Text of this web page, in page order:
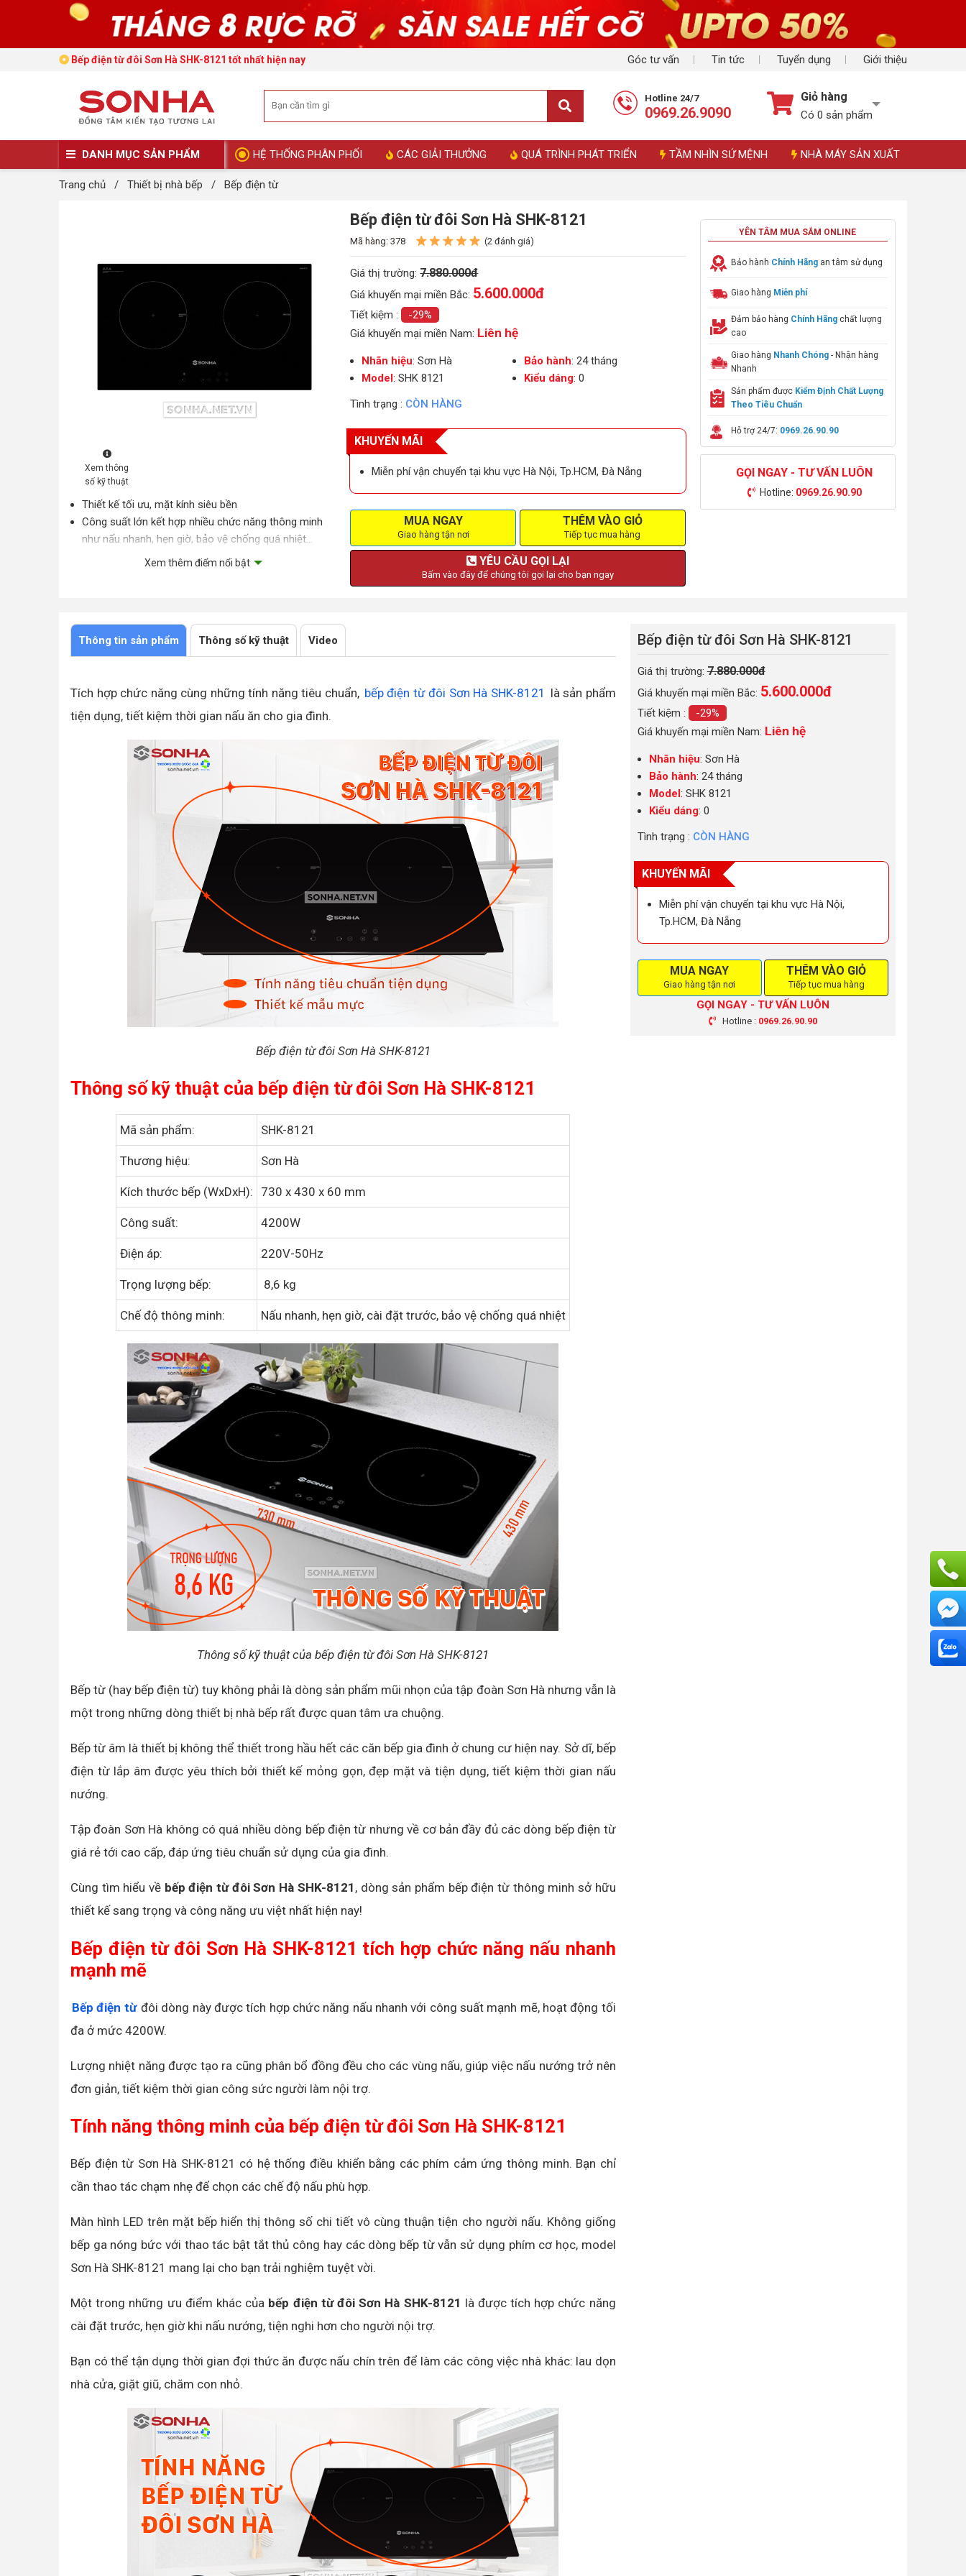
Góc tư vấn Tin tức Tuyển dụng Giới thiệu
Bếp điện từ đôi Sơn Hà SHK-8121 tốt nhất hiện nay
Hotline 24/7
0969.26.9090
Giỏ hàng
Có 0 sản phẩm
DANH MỤC SẢN PHẨM HỆ THỐNG PHÂN PHỐI CÁC GIẢI THƯỞNG QUÁ TRÌNH PHÁT TRIỂN TẦM NHÌN SỨ MỆNH NHÀ MÁY SẢN XUẤT
Trang chủ / Thiết bị nhà bếp / Bếp điện từ
Xem thông
số kỹ thuật
Thiết kế tối ưu, mặt kính siêu bền
Công suất lớn kết hợp nhiều chức năng thông minh
như nấu nhanh, hẹn giờ, bảo vệ chống quá nhiệt...
Xem thêm điểm nổi bật
Bếp điện từ đôi Sơn Hà SHK-8121
Mã hàng: 378 (2 đánh giá)
Giá thị trường:7.880.000đ
Giá khuyến mại miền Bắc: 5.600.000đ
Tiết kiệm :
-29%
Giá khuyến mại miền Nam: Liên hệ
Nhãn hiệu: Sơn Hà Bảo hành: 24 tháng
Model: SHK 8121 Kiểu dáng: 0
Tình trạng : CÒN HÀNG
KHUYẾN MÃI
Miễn phí vận chuyển tại khu vực Hà Nội, Tp.HCM, Đà Nẵng
MUA NGAY
Giao hàng tận nơi
THÊM VÀO GIỎ
Tiếp tục mua hàng
YÊU CẦU GỌI LẠI
Bấm vào đây để chúng tôi gọi lại cho bạn ngay
YÊN TÂM MUA SẮM ONLINE
Bảo hành Chính Hãng an tâm sử dụng
Giao hàng Miễn phí
Đảm bảo hàng Chính Hãngchất lượng
cao
Giao hàng Nhanh Chóng- Nhận hàng
Nhanh
Sản phẩm được Kiểm Định Chất Lượng
Theo Tiêu Chuẩn
Hỗ trợ 24/7: 0969.26.90.90
GỌI NGAY - TƯ VẤN LUÔN
Hotline: 0969.26.90.90
Thông tin sản phẩm Thông số kỹ thuật Video
Tích hợp chức năng cùng những tính năng tiêu chuẩn, bếp điện từ đôi Sơn Hà SHK-8121 là sản phẩm
tiện dụng, tiết kiệm thời gian nấu ăn cho gia đình.
Bếp điện từ đôi Sơn Hà SHK-8121
Thông số kỹ thuật của bếp điện từ đôi Sơn Hà SHK-8121
Mã sản phẩm: SHK-8121
Thương hiệu: Sơn Hà
Kích thước bếp (WxDxH): 730 x 430 x 60 mm
Công suất: 4200W
Điện áp: 220V-50Hz
Trọng lượng bếp: 8,6 kg
Chế độ thông minh: Nấu nhanh, hẹn giờ, cài đặt trước, bảo vệ chống quá nhiệt
Thông số kỹ thuật của bếp điện từ đôi Sơn Hà SHK-8121
Bếp từ (hay bếp điện từ) tuy không phải là dòng sản phẩm mũi nhọn của tập đoàn Sơn Hà nhưng vẫn là
một trong những dòng thiết bị nhà bếp rất được quan tâm ưa chuộng.
Bếp từ âm là thiết bị không thể thiết trong hầu hết các căn bếp gia đình ở chung cư hiện nay. Sở dĩ, bếp
điện từ lắp âm được yêu thích bởi thiết kế mỏng gọn, đẹp mặt và tiện dụng, tiết kiệm thời gian nấu
nướng.
Tập đoàn Sơn Hà không có quá nhiều dòng bếp điện từ nhưng về cơ bản đầy đủ các dòng bếp điện từ
giá rẻ tới cao cấp, đáp ứng tiêu chuẩn sử dụng của gia đình.
Cùng tìm hiểu về bếp điện từ đôi Sơn Hà SHK-8121 , dòng sản phẩm bếp điện từ thông minh sở hữu
thiết kế sang trọng và công năng ưu việt nhất hiện nay!
Bếp điện từ đôi Sơn Hà SHK-8121 tích hợp chức năng nấu nhanh
mạnh mẽ
Bếp điện từ đôi dòng này được tích hợp chức năng nấu nhanh với công suất mạnh mẽ, hoạt động tối
đa ở mức 4200W.
Lượng nhiệt năng được tạo ra cũng phân bổ đồng đều cho các vùng nấu, giúp việc nấu nướng trở nên
đơn giản, tiết kiệm thời gian công sức người làm nội trợ.
Tính năng thông minh của bếp điện từ đôi Sơn Hà SHK-8121
Bếp điện từ Sơn Hà SHK-8121 có hệ thống điều khiển bằng các phím cảm ứng thông minh. Bạn chỉ
cần thao tác chạm nhẹ để chọn các chế độ nấu phù hợp.
Màn hình LED trên mặt bếp hiển thị thông số chi tiết vô cùng thuận tiện cho người nấu. Không giống
bếp ga nóng bức với thao tác bật tắt thủ công hay các dòng bếp từ vẫn sử dụng phím cơ học, model
Sơn Hà SHK-8121 mang lại cho bạn trải nghiệm tuyệt vời.
Một trong những ưu điểm khác của bếp điện từ đôi Sơn Hà SHK-8121 là được tích hợp chức năng
cài đặt trước, hẹn giờ khi nấu nướng, tiện nghi hơn cho người nội trợ.
Bạn có thể tận dụng thời gian đợi thức ăn được nấu chín trên để làm các công việc nhà khác: lau dọn
nhà cửa, giặt giũ, chăm con nhỏ.
Bếp điện từ đôi Sơn Hà SHK-8121
Giá thị trường:7.880.000đ
Giá khuyến mại miền Bắc: 5.600.000đ
Tiết kiệm :
-29%
Giá khuyến mại miền Nam: Liên hệ
Nhãn hiệu: Sơn Hà
Bảo hành: 24 tháng
Model: SHK 8121
Kiểu dáng: 0
Tình trạng : CÒN HÀNG
KHUYẾN MÃI
Miễn phí vận chuyển tại khu vực Hà Nội,
Tp.HCM, Đà Nẵng
MUA NGAY
Giao hàng tận nơi
THÊM VÀO GIỎ
Tiếp tục mua hàng
GỌI NGAY - TƯ VẤN LUÔN
Hotline : 0969.26.90.90